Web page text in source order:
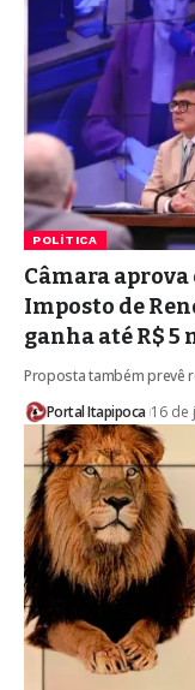
POLÍTICA
Câmara
Imposto de
ganha até R$ 5
Proposta também prevê
Portal Itapipoca 16 de